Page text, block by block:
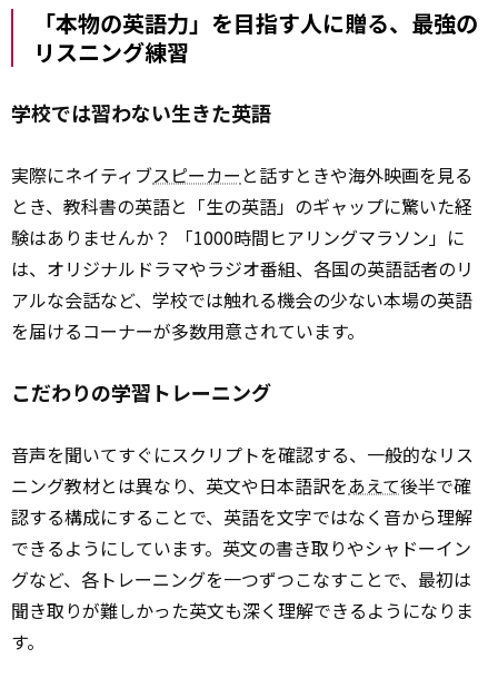
「本物の英語力」を目指す人に贈る、最強の
リスニング練習
学校では習わない生きた英語
実際にネイティブスピーカー と話すときや海外映画を見る
とき、教科書の英語と「生の英語」のギャップに驚いた経
験はありませんか？ 「1000時間ヒアリングマラソン」に
は、オリジナルドラマやラジオ番組、各国の英語話者のリ
アルな会話など、学校では触れる機会の少ない本場の英語
を届けるコーナーが多数用意されています。
こだわりの学習トレーニング
音声を聞いてすぐにスクリプトを確認する、一般的なリス
ニング教材とは異なり、英文や日本語訳をあえて後半で確
認する構成にすることで、英語を文字ではなく音から理解
できるようにしています。英文の書き取りやシャドーイン
グなど、各トレーニングを一つずつこなすことで、最初は
聞き取りが難しかった英文も深く理解できるようになりま
す。